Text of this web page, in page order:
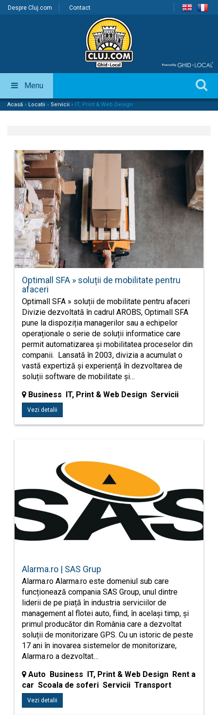
Despre Cluj.com Contact
Menu
Acasă » Locatii » Servicii » IT, Print & Web Design
Optimall SFA » soluții de mobilitate pentru
afaceri
Optimall SFA » soluții de mobilitate pentru afaceri
Divizie dezvoltată în cadrul AROBS, Optimall SFA
pune la dispoziția managerilor sau a echipelor
operaționale o serie de soluții informatice care
permit automatizarea și mobilitatea proceselor din
companii. Lansată în 2003, divizia a acumulat o
vastă expertiză și experiență în dezvoltarea de
soluții software de mobilitate și…
Business IT, Print & Web Design Servicii
Vezi detalii
Alarma.ro | SAS Grup
Alarma.ro Alarma.ro este domeniul sub care
funcționează compania SAS Group, unul dintre
liderii de pe piață în industria serviciilor de
management al flotei auto, fiind, în același timp, și
primul producător din România care a dezvoltat
soluții de monitorizare GPS. Cu un istoric de peste
17 ani în inovarea sistemelor de monitorizare,
Alarma.ro a dezvoltat…
Auto Business IT, Print & Web Design Rent a
car Scoala de soferi Servicii Transport
Vezi detalii